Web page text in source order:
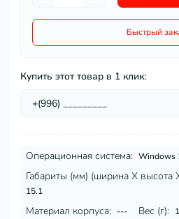
Быстрый
Купить этот товар в 1 клик:
Операционная система: Windows
Габариты (мм) (ширина Х высота
15.1
Материал корпуса: --- Вес (г):